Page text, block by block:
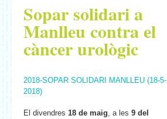
Sopar solidari a
Manlleu contra el
càncer urològic
2018-SOPAR SOLIDARI MANLLEU (18-5-
2018)
El divendres 18 de maig, a les 9 del